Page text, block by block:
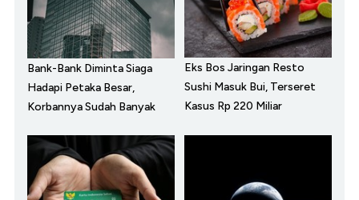
Bank-Bank Diminta Siaga
Hadapi Petaka Besar,
Korbannya Sudah Banyak
Eks Bos Jaringan Resto
Sushi Masuk Bui, Terseret
Kasus Rp 220 Miliar